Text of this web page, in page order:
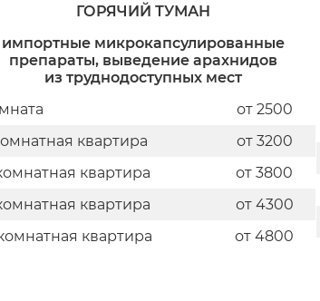
ГОРЯЧИЙ ТУМАН
импортные микрокапсулированные
препараты, выведение арахнидов
из труднодоступных мест
от 2500
квартира
от 3200
квартира
от 3800
квартира
от 4300
квартира
от 4800